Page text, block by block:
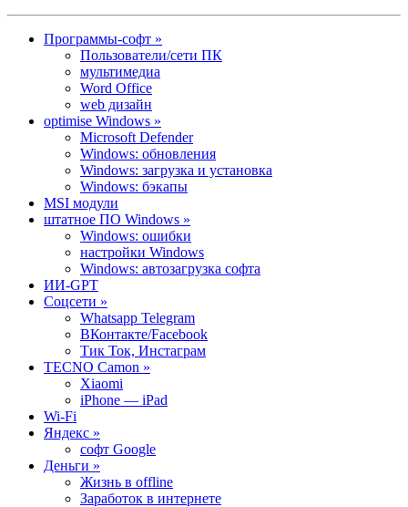
Программы-софт »
Пользователи/сети ПК
мультимедиа
Word Office
web дизайн
optimise Windows »
Microsoft Defender
Windows: обновления
Windows: загрузка и установка
Windows: бэкапы
MSI модули
штатное ПО Windows »
Windows: ошибки
настройки Windows
Windows: автозагрузка софта
ИИ-GPT
Cоцсети »
Whatsapp Telegram
ВКонтакте/Facebook
Тик Ток, Инстаграм
TECNO Camon »
Xiaomi
iPhone — iPad
Wi-Fi
Яндекс »
софт Google
Деньги »
Жизнь в offline
Заработок в интернете